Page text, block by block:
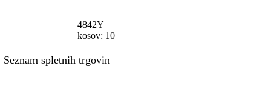
4842Y
kosov: 10